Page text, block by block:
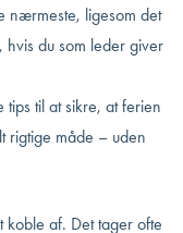
nærmeste, ligesom det
hvis du som leder giver
til at sikre, at ferien
rigtige måde – uden
af. Det tager ofte